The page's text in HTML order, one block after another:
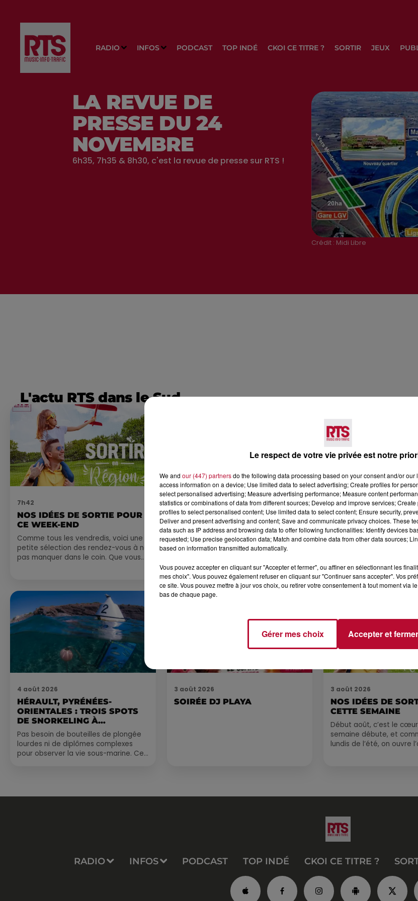
RADIO INFOS PODCAST TOP INDÉ CKOI CE TITRE ? SORTIR JEUX
Crédit : Midi Libre
LA REVUE DE
PRESSE DU 24
NOVEMBRE
6h35, 7h35 & 8h30, c'est la revue de presse sur RTS !
L'actu RTS dans le Sud
7h42
NOS IDÉES DE SORTIE POUR
CE WEEK-END
Comme tous les vendredis, voici une
petite sélection des rendez-vous à ne
pas manquer dans le coin. Que vous
6 août 2026
NÎMES : « LE RÊVE DU
GLADIATEUR » INVESTIT LES
ARÈNES CES 3...
Après un franc succès l'été dernier, le
revient illuminer l'amphithéâtre
romain les 6, 7 et 8 août. Une fresque
nocturne...
4 août 2026
FÊTE DE LA
VILLEVEYRAC
4 août 2026
HÉRAULT, PYRÉNÉES-
ORIENTALES : TROIS SPOTS
DE SNORKELING À
EXPLORER...
Pas besoin de bouteilles de plongée
lourdes ni de diplômes complexes
pour observer la vie sous-marine. Cet
3 août 2026
SOIRÉE DJ PLAYA
3 août 2026
NOS IDÉES DE
CETTE SEMAINE
Début août, c’est le cœur
semaine débute, et
lundis de l’été, on ouvre
RADIO INFOS PODCAST TOP INDÉ CKOI CE TITRE ?
Le respect de votre vie privée est notre
We and our (447) partnersdo the following data processing based on your consent and/or our
access information on a device; Use limited data to select advertising; Create profiles for
select personalised advertising; Measure advertising performance; Measure content
statistics or combinations of data from different sources; Develop and improve services;
profiles to select personalised content; Use limited data to select content; Ensure security,
Deliver and present advertising and content; Save and communicate privacy choices. These
data such as IP address and browsing data to offer following functionalities: Identify devices
requested; Use precise geolocation data; Match and combine data from other data sources;
based on information transmitted automatically.
Vous pouvez accepter en cliquant sur "Accepter et fermer", ou affiner en sélectionnant les
mes choix". Vous pouvez également refuser en cliquant sur "Continuer sans accepter". Vos
ce site. Vous pouvez mettre à jour vos choix, ou retirer votre consentement à tout moment via
bas de chaque page.
Gérer mes choix Accepter et fermer